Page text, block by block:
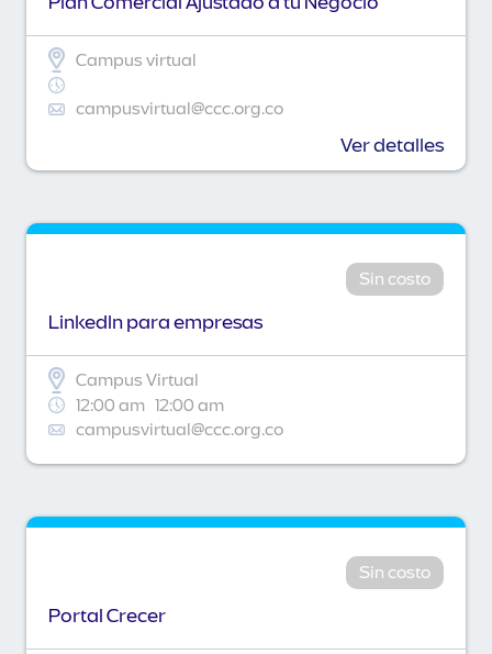
Campus virtual
campusvirtual@ccc.org.co
Ver detalles
Sin costo
Linkedln para empresas
Campus Virtual
12:00 am 12:00 am
campusvirtual@ccc.org.co
Sin costo
Portal Crecer